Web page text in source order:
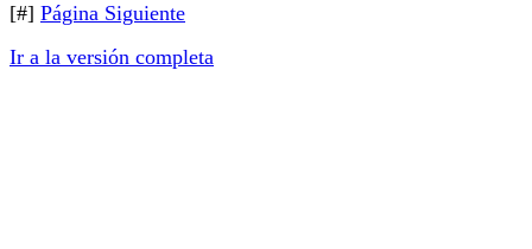
[#] Página Siguiente
Ir a la versión completa